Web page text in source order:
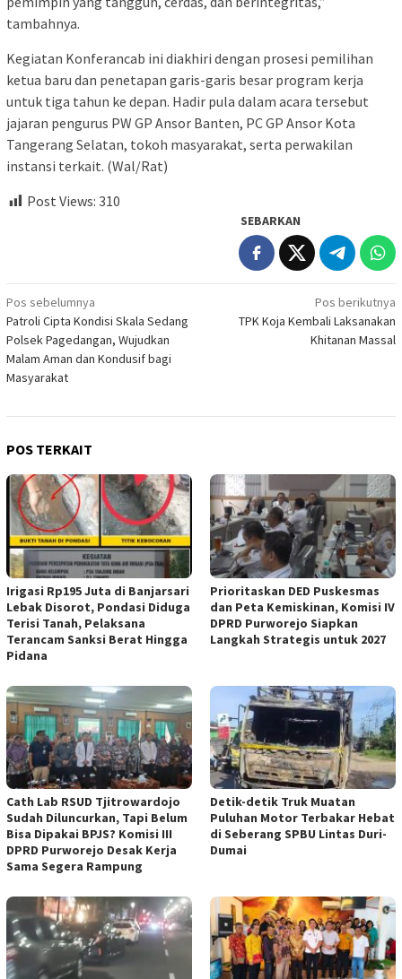
tambahnya.
Kegiatan Konferancab ini diakhiri dengan prosesi pemilihan
ketua baru dan penetapan garis-garis besar program kerja
untuk tiga tahun ke depan. Hadir pula dalam acara tersebut
jajaran pengurus PW GP Ansor Banten, PC GP Ansor Kota
Tangerang Selatan, tokoh masyarakat, serta perwakilan
instansi terkait. (Wal/Rat)
Post Views: 310
SEBARKAN
Navigasi
pos
Pos sebelumnya
Patroli Cipta Kondisi Skala Sedang
Polsek Pagedangan, Wujudkan
Malam Aman dan Kondusif bagi
Masyarakat
Pos berikutnya
TPK Koja Kembali Laksanakan
Khitanan Massal
POS TERKAIT
Irigasi Rp195 Juta di Banjarsari
Lebak Disorot, Pondasi Diduga
Terisi Tanah, Pelaksana
Terancam Sanksi Berat Hingga
Pidana
‎Prioritaskan DED Puskesmas
dan Peta Kemiskinan, Komisi IV
DPRD Purworejo Siapkan
Langkah Strategis untuk 2027 ‎
‎Cath Lab RSUD Tjitrowardojo
Sudah Diluncurkan, Tapi Belum
Bisa Dipakai BPJS? Komisi III
DPRD Purworejo Desak Kerja
Sama Segera Rampung
Detik-detik Truk Muatan
Puluhan Motor Terbakar Hebat
di Seberang SPBU Lintas Duri-
Dumai